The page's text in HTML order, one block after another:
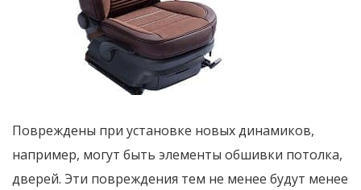
Повреждены при установке новых динамиков,
например, могут быть элементы обшивки потолка,
дверей. Эти повреждения тем не менее будут менее